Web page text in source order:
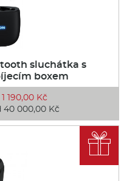
sluchátka s
boxem
190,00 Kč
40 000,00 Kč
